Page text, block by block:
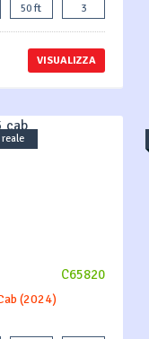
50 ft 3
VISUALIZZA
C65820
(2024)